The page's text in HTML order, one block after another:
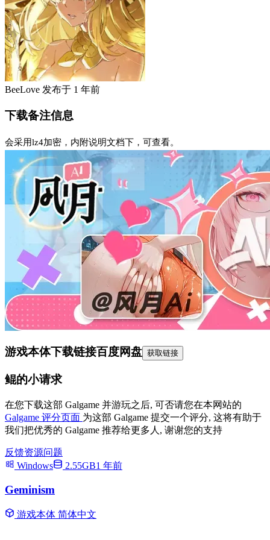
BeeLove 发布于 1 年前
下载备注信息
会采用lz4加密，内附说明文档下，可查看。
游戏本体下载链接百度网盘 获取链接
鲲的小请求
在您下载这部 Galgame 并游玩之后, 可否请您在本网站的
Galgame 评分页面 为这部 Galgame 提交一个评分, 这将有助于
我们把优秀的 Galgame 推荐给更多人, 谢谢您的支持
反馈资源问题
Windows
2.55GB1 年前
Geminism
游戏本体 简体中文